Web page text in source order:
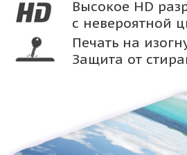
Высокое HD
с невероятной
Печать на
Защита от